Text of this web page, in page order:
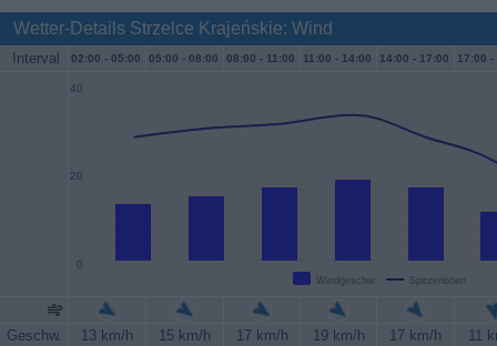
Wetter-Details Strzelce Krajeńskie: Wind
Interval 02:00 - 05:00 05:00 - 08:00 08:00 - 11:00 11:00 - 14:00 14:00 - 17:00 17:00 -
Windgeschw. Spitzenböen
0
20
40
Geschw. 13 km/h 15 km/h 17 km/h 19 km/h 17 km/h
11